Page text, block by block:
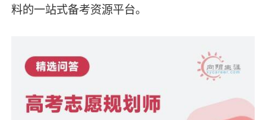
料的一站式备考资源平台。